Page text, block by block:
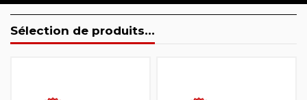
Sélection de produits...